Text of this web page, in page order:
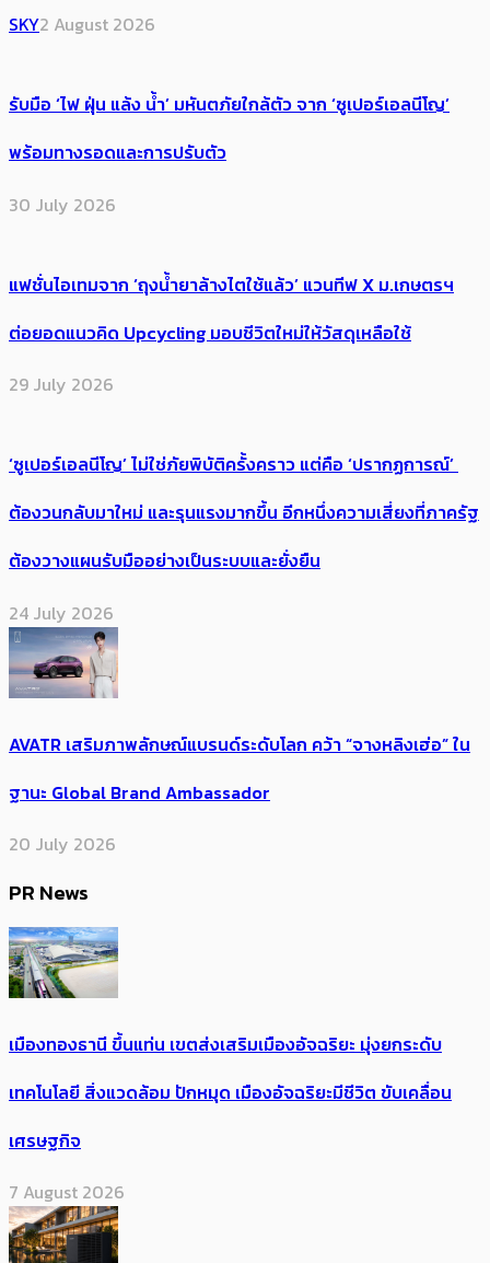
SKY2 August 2026
รับมือ ‘ไฟ ฝุ่น แล้ง น้ำ’ มหันตภัยใกล้ตัว จาก ‘ซูเปอร์เอลนีโญ’
พร้อมทางรอดและการปรับตัว
30 July 2026
แฟชั่นไอเทมจาก ‘ถุงน้ำยาล้างไตใช้แล้ว’ แวนทีฟ X ม.เกษตรฯ
ต่อยอดแนวคิด Upcycling มอบชีวิตใหม่ให้วัสดุเหลือใช้
29 July 2026
‘ซูเปอร์เอลนีโญ’ ไม่ใช่ภัยพิบัติครั้งคราว แต่คือ ‘ปรากฏการณ์’ ​
ต้อง​วนกลับมาใหม่ และรุนแรงมากขึ้น อีกหนึ่งความเสี่ยงที่ภาครัฐ
ต้องวางแผนรับมืออย่างเป็นระบบและยั่งยืน
24 July 2026
AVATR เสริมภาพลักษณ์แบรนด์ระดับโลก คว้า “จางหลิงเฮ่อ” ใน
ฐานะ Global Brand Ambassador
20 July 2026
PR News
เมืองทองธานี ขึ้นแท่น เขตส่งเสริมเมืองอัจฉริยะ มุ่งยกระดับ
เทคโนโลยี สิ่งแวดล้อม ปักหมุด เมืองอัจฉริยะมีชีวิต ขับเคลื่อน
เศรษฐกิจ
7 August 2026